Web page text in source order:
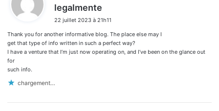
legalmente
t
:
22 juillet 2023 à 21h11
Thank you for another informative blog. The place else may I
get that type of info written in such a perfect way?
I have a venture that I’m just now operating on, and I’ve been on the glance out
for
such info.
chargement…